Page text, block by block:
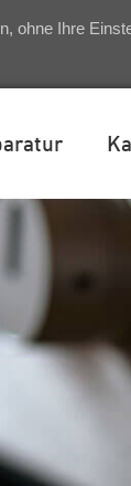
ohne Ihre